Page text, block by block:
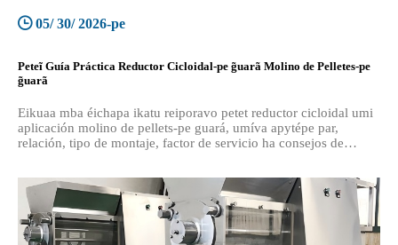
05/ 30/ 2026-pe
Peteĩ Guía Práctica Reductor Cicloidal-pe g̃uarã Molino de Pelletes-pe
g̃uarã
Eikuaa mba éichapa ikatu reiporavo petet reductor cicloidal umi
aplicación molino de pellets-pe guará, umíva apytépe par,
relación, tipo de montaje, factor de servicio ha consejos de